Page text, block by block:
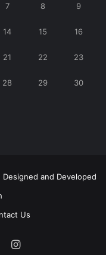
7 8 9
14 15 16
21 22 23
28 29 30
and Developed
Us
Instagram